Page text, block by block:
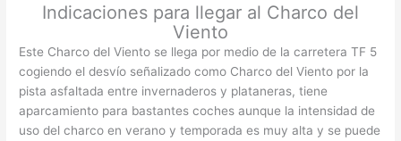
Indicaciones para llegar al Charco del
Viento
Este Charco del Viento se llega por medio de la carretera TF 5
cogiendo el desvío señalizado como Charco del Viento por la
pista asfaltada entre invernaderos y plataneras, tiene
aparcamiento para bastantes coches aunque la intensidad de
uso del charco en verano y temporada es muy alta y se puede